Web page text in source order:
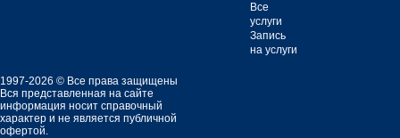
Все
услуги
Запись
на услуги
1997-2026 © Все права защищены
Вся представленная на сайте
информация носит справочный
характер и не является публичной
офертой.